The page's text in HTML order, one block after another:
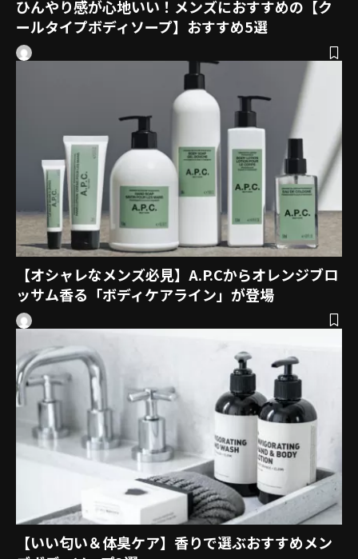
ひんやり感が心地いい！メンズにおすすめの【ク
ールタイプボディソープ】おすすめ5選
【オシャレなメンズ必見】A.P.Cからオレンジブロ
ッサム香る「ボディケアライン」が登場
【いい匂い＆体臭ケア】香りで選ぶおすすめメン